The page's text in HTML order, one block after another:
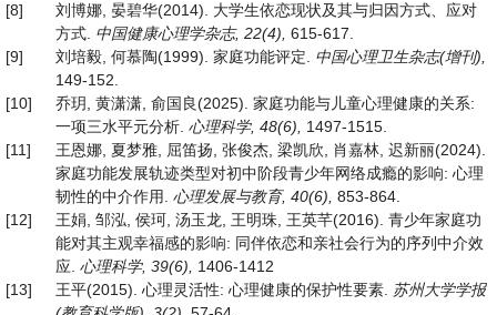
[8]
刘博娜, 晏碧华(2014). 大学生依恋现状及其与归因方式、应对
方式. 中国健康心理学杂志, 22(4), 615-617.
[9]
刘培毅, 何慕陶(1999). 家庭功能评定. 中国心理卫生杂志(增刊)
149-152.
[10]
乔玥, 黄潇潇, 俞国良(2025). 家庭功能与儿童心理健康的关系:
一项三水平元分析. 心理科学, 48(6),
1497-1515.
[11]
王恩娜, 夏梦雅, 屈笛扬, 张俊杰, 梁凯欣, 肖嘉林, 迟新丽(2024).
家庭功能发展轨迹类型对初中阶段青少年网络成瘾的影响: 心理
韧性的中介作用. 心理发展与教育, 40(6), 853-864.
[12]
王娟, 邹泓, 侯珂, 汤玉龙, 王明珠, 王英芊(2016). 青少年家庭功
能对其主观幸福感的影响: 同伴依恋和亲社会行为的序列中介效
应. 心理科学, 39(6), 1406-1412
[13]
王平(2015). 心理灵活性: 心理健康的保护性要素. 苏州大学学报